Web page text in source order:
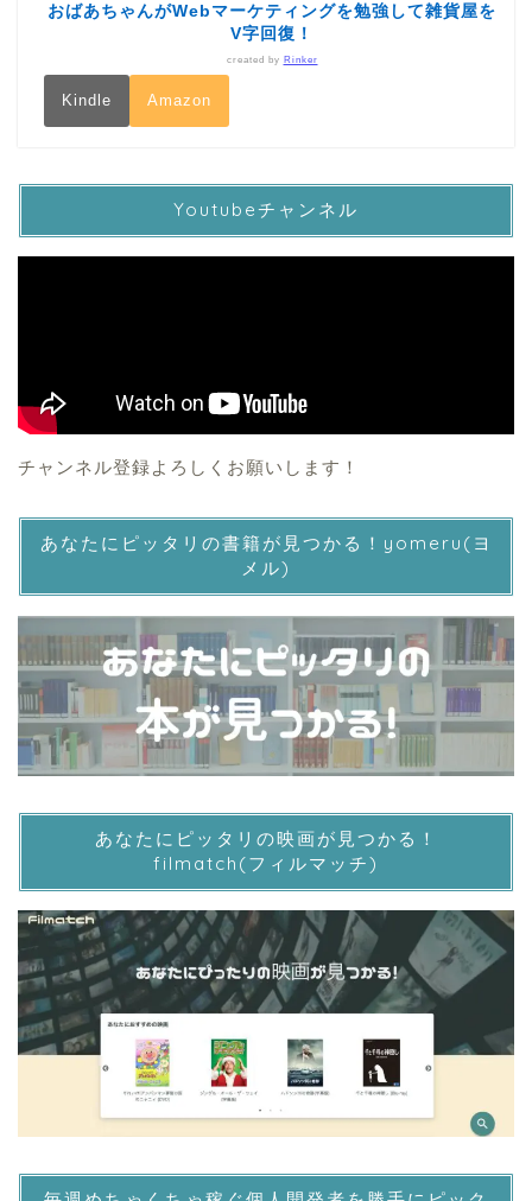
おばあちゃんがWebマーケティングを勉強して雑貨屋を
V字回復！
created by Rinker
Kindle Amazon
Youtubeチャンネル
チャンネル登録よろしくお願いします！
あなたにピッタリの書籍が見つかる！yomeru(ヨ
メル)
あなたにピッタリの映画が見つかる！
filmatch(フィルマッチ)